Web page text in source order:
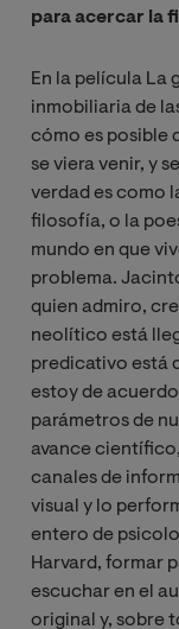
para acercar la
En la película La
inmobiliaria de
cómo es posible
se viera venir, y
verdad es como
filosofía, o la
mundo en que
problema.
quien admiro,
neolítico está
predicativo está
estoy de
parámetros de
avance
canales de
visual y lo
entero de
Harvard, formar
escuchar en el
original y, sobre